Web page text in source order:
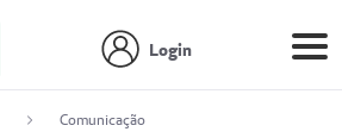
Login
Comunicação